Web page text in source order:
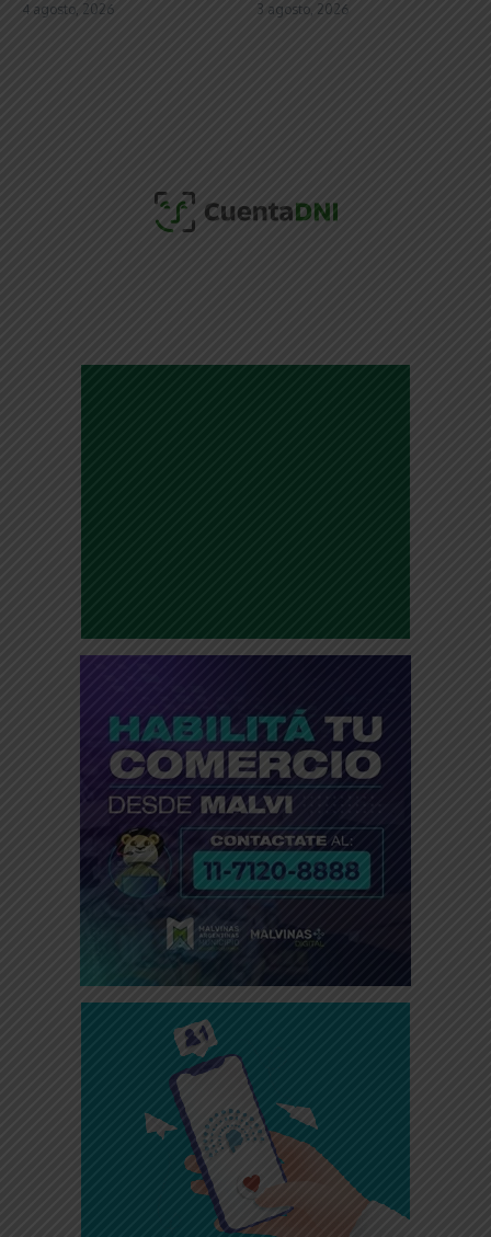
4 agosto, 2026 3 agosto, 2026